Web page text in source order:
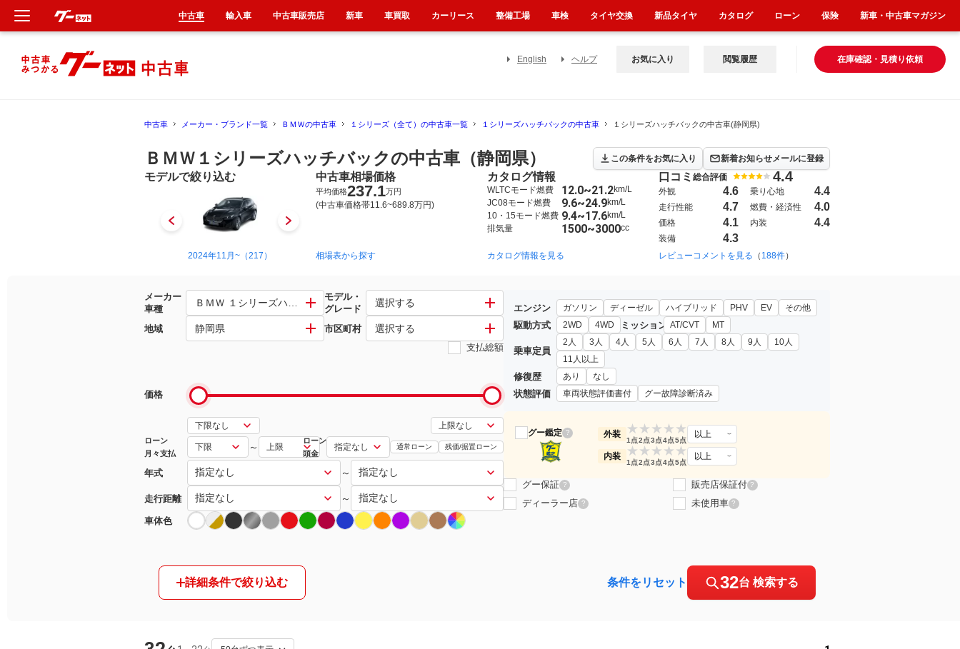
English ヘルプ 在庫確認・見積り依頼
お気に入り 閲覧履歴
中古車 メーカー・ブランド一覧 ＢＭＷの中古車 １シリーズ（全て）の中古車一覧 １シリーズハッチバックの中古車 １シリーズハッチバックの中古車(静岡県)
ＢＭＷ１シリーズハッチバックの中古車（静岡県） この条件をお気に入り 新着お知らせメールに登録
モデルで絞り込む
2024年11月~（217） 2019年11月~2024年11月（304） 2011年9月~2019年8月（223） 2004年10月~2011年9月（35）
中古車相場価格
平均価格237.1万円
(中古車価格帯11.6~689.8万円)
相場表から探す
カタログ情報
WLTCモード燃費 12.0~21.2km/L
JC08モード燃費
9.6~24.9km/L
10・15モード燃費 9.4~17.6km/L
排気量
1500~3000cc
カタログ情報を見る
口コミ 総合評価 4.4
外観 4.6 乗り心地 4.4
走行性能 4.7 燃費・経済性 4.0
価格 4.1 内装 4.4
装備 4.3
レビューコメントを見る （ 188件）
メーカー
車種
ＢＭＷ １シリーズハッチバックモデル・
グレード
選択する
地域 静岡県 市区町村 選択する
支払総額
価格
ローン
月々支払
～
ローン
頭金
通常ローン 残価/据置ローン
年式 ～
走行距離 ～
車体色
エンジン ガソリン ディーゼル ハイブリッド PHV EV その他
駆動方式 2WD 4WD ミッション AT/CVT MT
乗車定員
2人 3人 4人 5人 6人 7人 8人 9人
10人
11人以上
修復歴 あり なし
状態評価 車両状態評価書付 グー故障診断済み
グー鑑定 ? 外装 ★
1点
★
2点
★
3点
★
4点
★
5点
以上
内装 ★
1点
★
2点
★
3点
★
4点
★
5点
以上
グー保証 ? 販売店保証付 ?
ディーラー店 ? 未使用車 ?
詳細条件で絞り込む 条件をリセット 32台 検索する
中古車 輸入車 中古車販売店 新車 車買取 カーリース 整備工場 車検 タイヤ交換 新品タイヤ カタログ ローン 保険 新車・中古車マガジン
新車